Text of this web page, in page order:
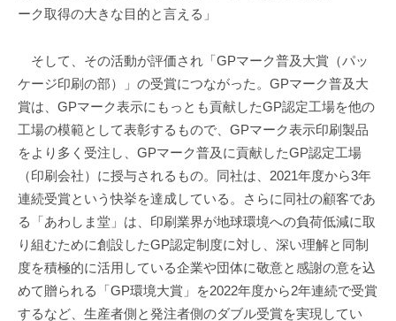
ーク取得の大きな目的と言える」
そして、その活動が評価され「GPマーク普及大賞（パッ
ケージ印刷の部）」の受賞につながった。GPマーク普及大
賞は、GPマーク表示にもっとも貢献したGP認定工場を他の
工場の模範として表彰するもので、GPマーク表示印刷製品
をより多く受注し、GPマーク普及に貢献したGP認定工場
（印刷会社）に授与されるもの。同社は、2021年度から3年
連続受賞という快挙を達成している。さらに同社の顧客であ
る「あわしま堂」は、印刷業界が地球環境への負荷低減に取
り組むために創設したGP認定制度に対し、深い理解と同制
度を積極的に活用している企業や団体に敬意と感謝の意を込
めて贈られる「GP環境大賞」を2022年度から2年連続で受賞
するなど、生産者側と発注者側のダブル受賞を実現してい